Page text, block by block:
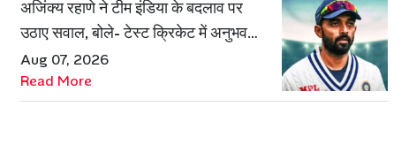
अजिंक्य रहाणे ने टीम इंडिया के बदलाव पर
उठाए सवाल, बोले- टेस्ट क्रिकेट में अनुभव
की जरूरत हमेशा रहेगी
Aug 07, 2026
Read More